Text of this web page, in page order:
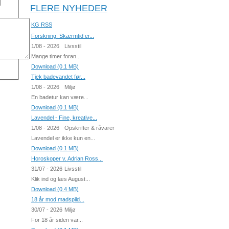
FLERE NYHEDER
KG RSS
Forskning: Skærmtid er...
1/08 - 2026
Livsstil
Mange timer foran...
Download (0.1 MB)
Tjek badevandet før...
1/08 - 2026
Miljø
En badetur kan være...
Download (0.1 MB)
Lavendel - Fine, kreative...
1/08 - 2026
Opskrifter & råvarer
Lavendel er ikke kun en...
Download (0.1 MB)
Horoskoper v. Adrian Ross...
31/07 - 2026 Livsstil
Klik ind og læs August...
Download (0.4 MB)
18 år mod madspild...
30/07 - 2026 Miljø
For 18 år siden var...